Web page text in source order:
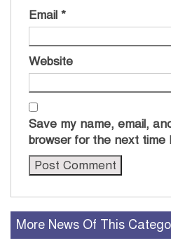
Email *
Website
Save my name, email,
browser for the next time
More News Of This